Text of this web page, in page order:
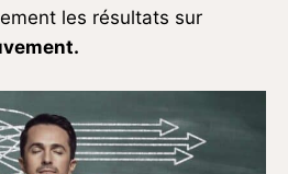
les résultats sur